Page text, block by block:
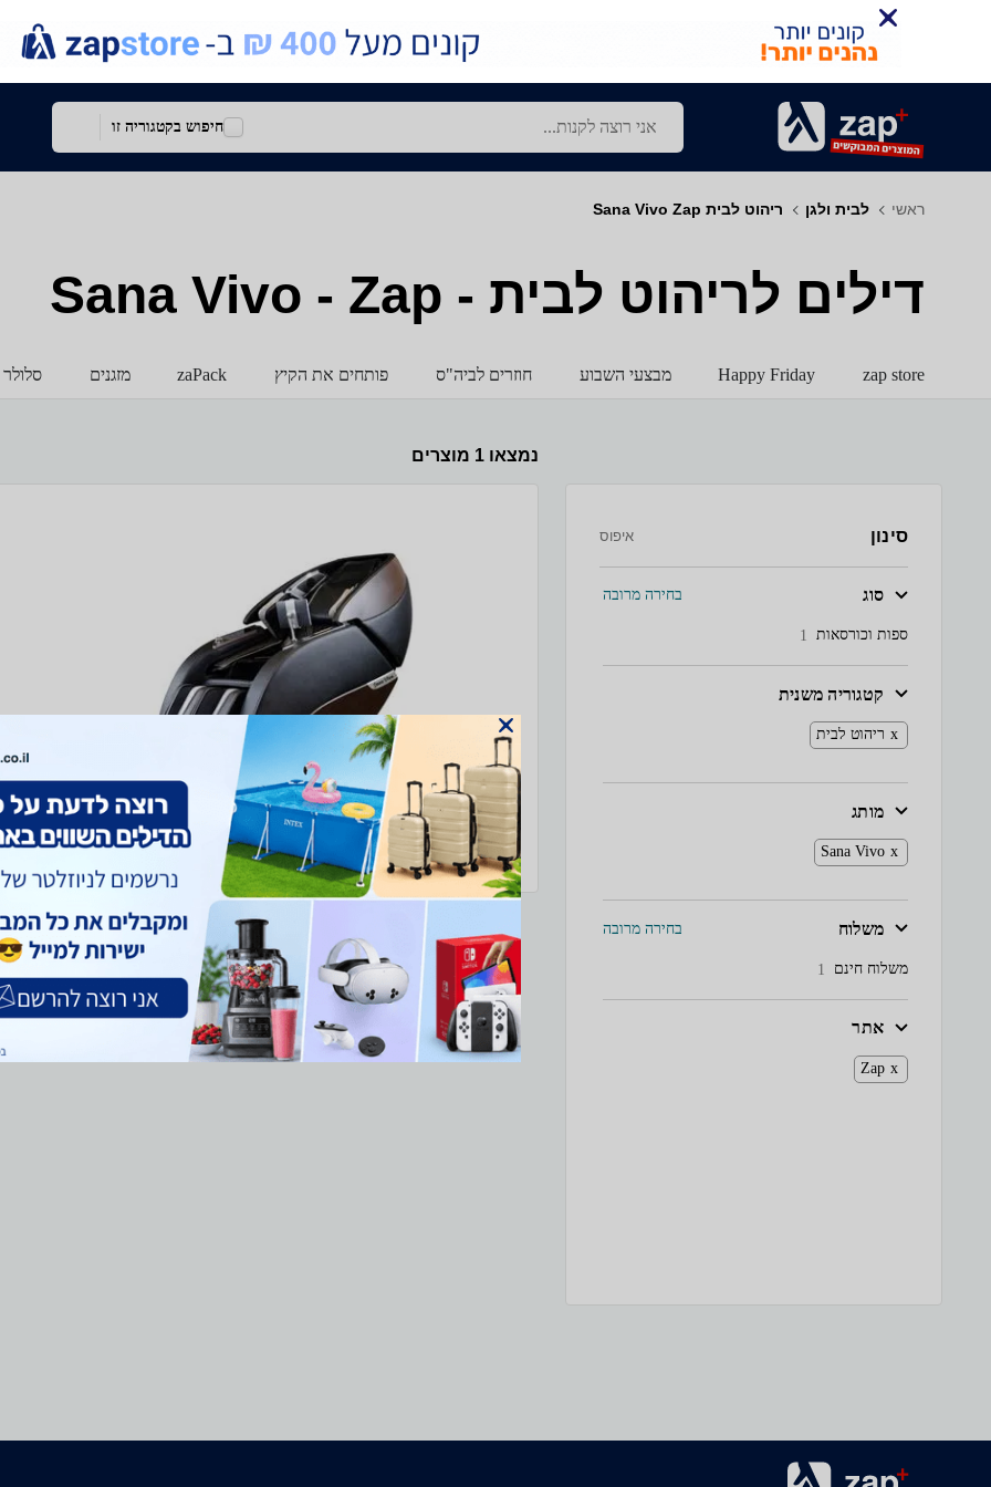
חיפוש בקטגוריה זו
ראשי לבית ולגן ריהוט לבית Sana Vivo Zap
דילים לריהוט לבית - Sana Vivo - Zap
zap store
Happy Friday מבצעי השבוע חוזרים לביה"ס פותחים את הקיץ zaPack מזגנים
נמצאו 1 מוצרים
סינון איפוס
סוג בחירה מרובה
ספות וכורסאות 1
קטגוריה משנית
ריהוט לבית
מותג
Sana Vivo
משלוח בחירה מרובה
משלוח חינם 1
אתר
Zap